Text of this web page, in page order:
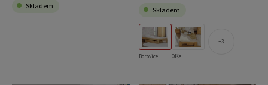
Skladem
Skladem
Borovice Olše
3